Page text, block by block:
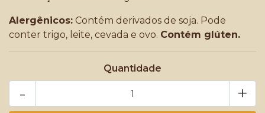
Alergênicos: Contém derivados de soja. Pode
conter trigo, leite, cevada e ovo. Contém glúten.
Quantidade
+
-